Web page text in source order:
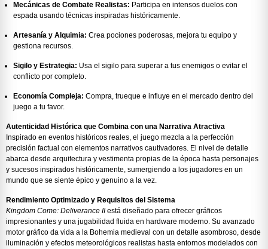
Mecánicas de Combate Realistas: Participa en intensos duelos con
espada usando técnicas inspiradas históricamente.
Artesanía y Alquimia: Crea pociones poderosas, mejora tu equipo y
gestiona recursos.
Sigilo y Estrategia: Usa el sigilo para superar a tus enemigos o evitar el
conflicto por completo.
Economía Compleja: Compra, trueque e influye en el mercado dentro del
juego a tu favor.
Autenticidad Histórica que Combina con una Narrativa Atractiva
Inspirado en eventos históricos reales, el juego mezcla a la perfección
precisión factual con elementos narrativos cautivadores. El nivel de detalle
abarca desde arquitectura y vestimenta propias de la época hasta personajes
y sucesos inspirados históricamente, sumergiendo a los jugadores en un
mundo que se siente épico y genuino a la vez.
Rendimiento Optimizado y Requisitos del Sistema
Kingdom Come: Deliverance IIestá diseñado para ofrecer gráficos
impresionantes y una jugabilidad fluida en hardware moderno. Su avanzado
motor gráfico da vida a la Bohemia medieval con un detalle asombroso, desde
iluminación y efectos meteorológicos realistas hasta entornos modelados con